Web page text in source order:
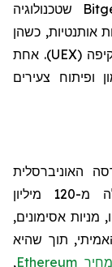
שטכנולוגיה
אותנטיות, כשהן
ממשיכות להתפתח להחלפה אוניברסלית מקיפה (UEX). אחת
ופיתוח צעירים
הבורסה האוניברסלית
120
מיליון
מניות אסימונים,
תוך שהיא
מחיר Ethereum
,